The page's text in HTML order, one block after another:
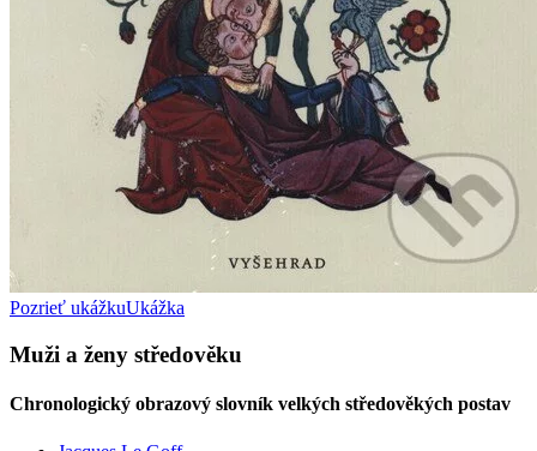
Pozrieť ukážkuUkážka
Muži a ženy středověku
Chronologický obrazový slovník velkých středověkých postav